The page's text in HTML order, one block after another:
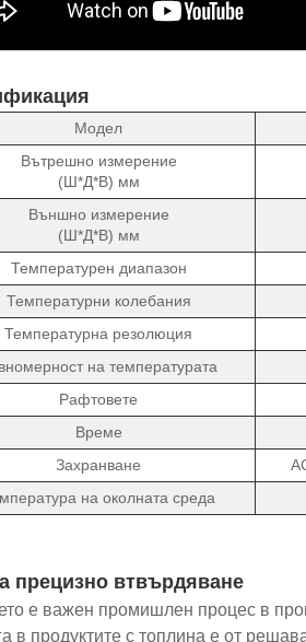
Модел
Вътрешно измерение
(Ш*Д*В) мм
Външно измерение
(Ш*Д*В) мм
Температурен диапазон
Температурни колебания
Температурна резолюция
на температурата
Рафтовете
Време
Захранване
на околната среда
прецизно втвърдяване
е важен промишлен процес в
в продуктите с топлина е от